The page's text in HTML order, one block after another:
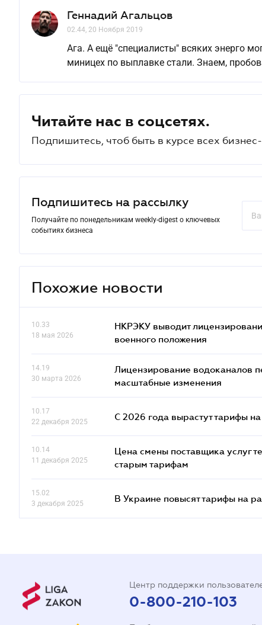
Геннадий Агальцов
02.44, 20 Ноября 2019
Ага. А ещё "специалисты" всяких энерго
миницех по выплавке стали. Знаем,
Читайте нас в соцсетях.
Подпишитесь, чтоб быть в курсе всех
Подпишитесь на рассылку
Получайте по понедельникам weekly-digest о ключевых
событиях бизнеса
Похожие новости
10.33
18 мая 2026
НКРЭКУ выводит
военного положения
14.19
30 марта 2026
Лицензирование водоканалов
масштабные изменения
10.17
22 декабря 2025
С 2026 года вырастут тарифы
10.14
11 декабря 2025
Цена смены поставщика услуг
старым тарифам
15.02
3 декабря 2025
В Украине повысят тарифы на
Центр поддержки
0-800-210-103